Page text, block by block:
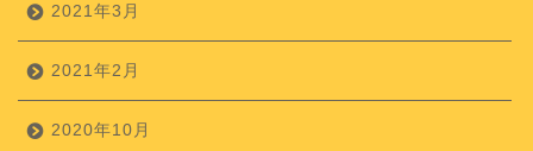
2021年3月
2021年2月
2020年10月